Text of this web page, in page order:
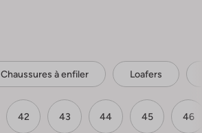
Chaussures à enfiler Loafers
42 43 44 45 46